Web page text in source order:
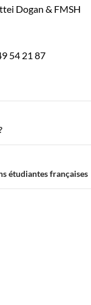
Dogan & FMSH
54 21 87
étudiantes françaises